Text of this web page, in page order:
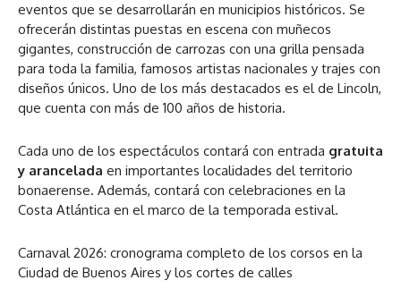
eventos que se desarrollarán en municipios históricos. Se
ofrecerán distintas puestas en escena con muñecos
gigantes, construcción de carrozas con una grilla pensada
para toda la familia, famosos artistas nacionales y trajes con
diseños únicos. Uno de los más destacados es el de Lincoln,
que cuenta con más de 100 años de historia.
Cada uno de los espectáculos contará con entrada gratuita
y arancelada en importantes localidades del territorio
bonaerense. Además, contará con celebraciones en la
Costa Atlántica en el marco de la temporada estival.
Carnaval 2026: cronograma completo de los corsos en la
Ciudad de Buenos Aires y los cortes de calles